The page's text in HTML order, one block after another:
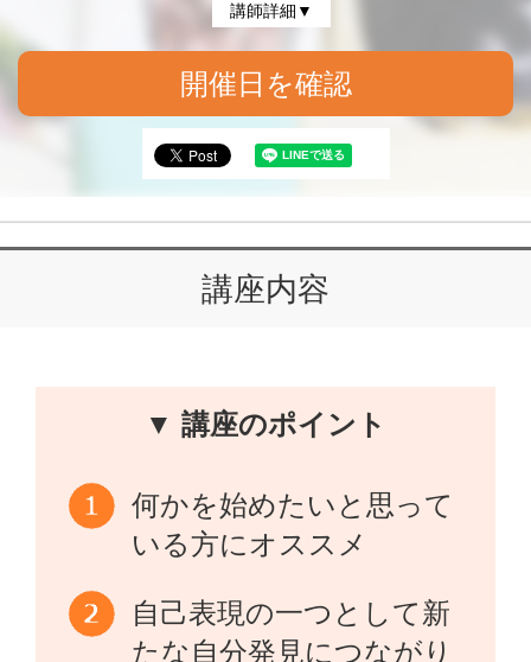
講師詳細▼
開催日を確認
講座内容
▼ 講座のポイント
何かを始めたいと思って
いる方にオススメ
自己表現の一つとして新
たな自分発見につながり